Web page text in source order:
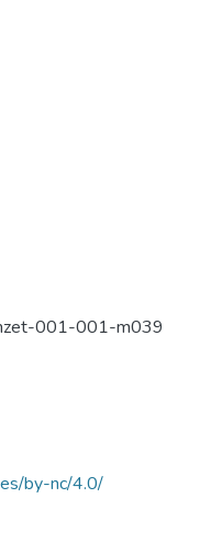
001-001-m039
by-nc/4.0/